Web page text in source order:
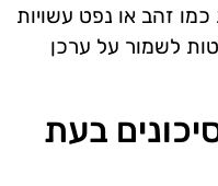
זהב או נפט עשויות
לשמור על ערכן
בעת